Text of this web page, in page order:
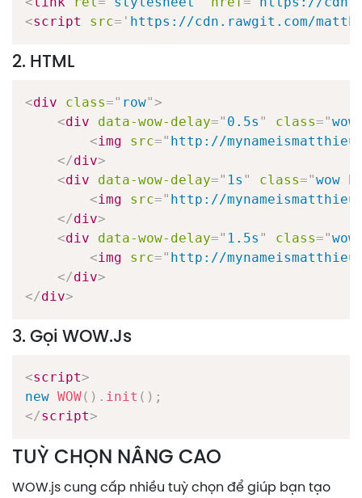
<script src= ' https://cdn.rawgit.com/
2. HTML
<div class=" row">
<div data-wow-delay=" 0.5s " class="
<img src=" http://
</div>
<div data-wow-delay=" 1s " class="wow
<img src=" http://
</div>
<div data-wow-delay=" 1.5s " class="
<img src=" http://
</div>
</div>
3. Gọi WOW.js
<script>
new WOW( ) . init ( ) ;
</script>
TUỲ CHỌN NÂNG CAO
WOW.js cung cấp nhiều tuỳ chọn để giúp bạn tạo